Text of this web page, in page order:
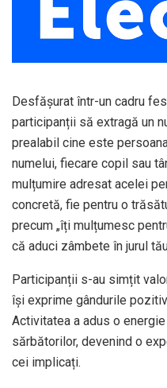
Desfășurat într-un cadru
participanții să extragă un
prealabil cine este
numelui, fiecare copil sau
mulțumire adresat acelei
concretă, fie pentru o
precum „îți mulțumesc
că aduci zâmbete în jurul
Participanții s-au simțit
își exprime gândurile
Activitatea a adus o
sărbătorilor, devenind o
cei implicați.